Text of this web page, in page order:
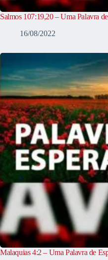
Salmos 107:19,20 – Uma Palavra
16/08/2022
Malaquias 4:2 – Uma Palavra de